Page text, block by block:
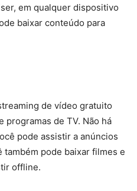
em qualquer dispositivo
baixar conteúdo para
de vídeo gratuito
programas de TV. Não há
pode assistir a anúncios
também pode baixar filmes e
offline.